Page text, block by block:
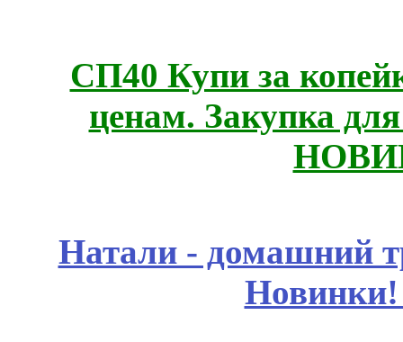
СП40 Купи за
ценам. Закупка
Натали - домашний